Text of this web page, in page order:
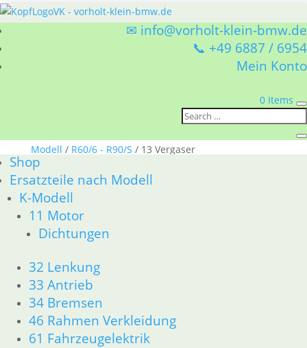
✉ info@vorholt-klein-bmw.de
📞 +49 6887 / 6954
Mein Konto
0 Items
Shop
Ersatzteile nach Modell
K-Modell
11 Motor
Dichtungen
32 Lenkung
33 Antrieb
34 Bremsen
46 Rahmen Verkleidung
61 Fahrzeugelektrik
Modell / R60/6 - R90/S / 13 Vergaser
13 Vergaser
BMW R60/6 - R90/S 13 Vergaser
1–15 von 35 Ergebnissen werden angezeigt
2
3
→